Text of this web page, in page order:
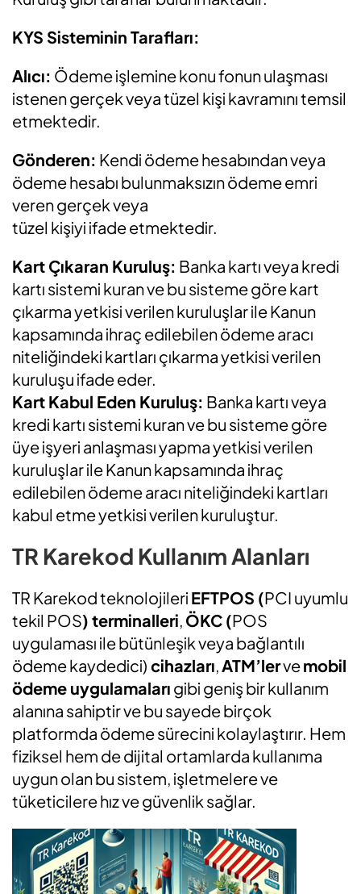
KYS Sisteminin Tarafları:
Alıcı: Ödeme işlemine konu fonun ulaşması
istenen gerçek veya tüzel kişi kavramını temsil
etmektedir.
Gönderen: Kendi ödeme hesabından veya
ödeme hesabı bulunmaksızın ödeme emri
veren gerçek veya
tüzel kişiyi ifade etmektedir.
Kart Çıkaran Kuruluş: Banka kartı veya kredi
kartı sistemi kuran ve bu sisteme göre kart
çıkarma yetkisi verilen kuruluşlar ile Kanun
kapsamında ihraç edilebilen ödeme aracı
niteliğindeki kartları çıkarma yetkisi verilen
kuruluşu ifade eder.
Kart Kabul Eden Kuruluş: Banka kartı veya
kredi kartı sistemi kuran ve bu sisteme göre
üye işyeri anlaşması yapma yetkisi verilen
kuruluşlar ile Kanun kapsamında ihraç
edilebilen ödeme aracı niteliğindeki kartları
kabul etme yetkisi verilen kuruluştur.
TR Karekod Kullanım Alanları
TR Karekod teknolojileri EFTPOS (PCI uyumlu
tekil POS) terminalleri, ÖKC (POS
uygulaması ile bütünleşik veya bağlantılı
ödeme kaydedici) cihazları,ATM’lervemobil
ödeme uygulamaları gibi geniş bir kullanım
alanına sahiptir ve bu sayede birçok
platformda ödeme sürecini kolaylaştırır. Hem
fiziksel hem de dijital ortamlarda kullanıma
uygun olan bu sistem, işletmelere ve
tüketicilere hız ve güvenlik sağlar.